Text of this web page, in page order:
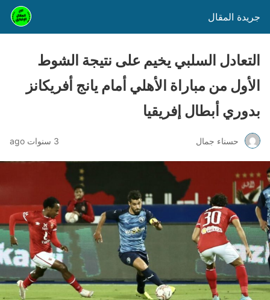
جريدة المقال
التعادل السلبي يخيم على نتيجة الشوط
الأول من مباراة الأهلي أمام يانج أفريكانز
بدوري أبطال إفريقيا
حسناء جمال 3 سنوات ago